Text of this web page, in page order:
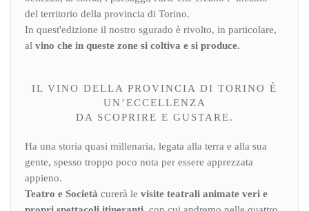
del territorio della provincia di Torino.
In quest'edizione il nostro sgurado è rivolto, in particolare,
al vino che in queste zone si coltiva e si produce.
IL VINO DELLA PROVINCIA DI TORINO È
UN’ECCELLENZA
DA SCOPRIRE E GUSTARE.
Ha una storia quasi millenaria, legata alla terra e alla sua
gente, spesso troppo poco nota per essere apprezzata
appieno.
Teatro e Società curerà le visite teatrali animate veri e